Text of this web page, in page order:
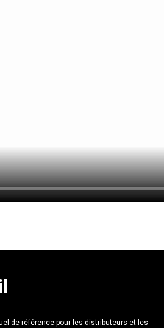
de référence pour les distributeurs et les